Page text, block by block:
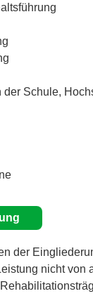
der Schule,
der
nicht von